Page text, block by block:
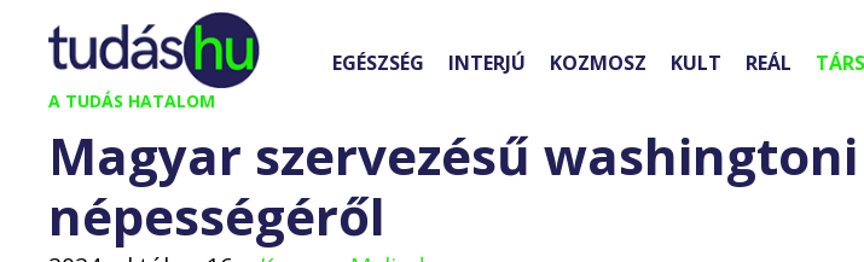
Kilépés
tartalomba
A TUDÁS HATALOM
EGÉSZSÉG INTERJÚ KOZMOSZ KULT REÁL
Magyar szervezésű
népességéről